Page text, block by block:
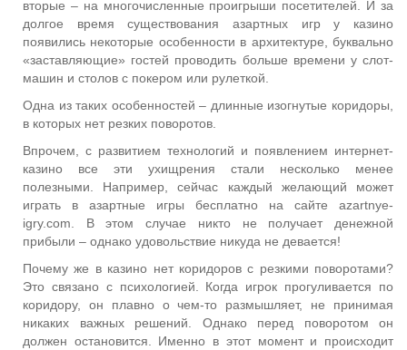
вторые – на многочисленные проигрыши посетителей. И за
долгое время существования азартных игр у казино
появились некоторые особенности в архитектуре, буквально
«заставляющие» гостей проводить больше времени у слот-
машин и столов с покером или рулеткой.
Одна из таких особенностей – длинные изогнутые коридоры,
в которых нет резких поворотов.
Впрочем, с развитием технологий и появлением интернет-
казино все эти ухищрения стали несколько менее
полезными. Например, сейчас каждый желающий может
играть в азартные игры бесплатно на сайте azartnye-
igry.com. В этом случае никто не получает денежной
прибыли – однако удовольствие никуда не девается!
Почему же в казино нет коридоров с резкими поворотами?
Это связано с психологией. Когда игрок прогуливается по
коридору, он плавно о чем-то размышляет, не принимая
никаких важных решений. Однако перед поворотом он
должен остановится. Именно в этот момент и происходит